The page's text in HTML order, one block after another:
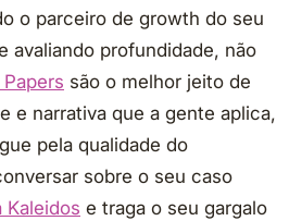
o parceiro de growth do seu
avaliando profundidade, não
são o melhor jeito de
e narrativa que a gente aplica,
pela qualidade do
sobre o seu caso
Kaleidos e traga o seu gargalo